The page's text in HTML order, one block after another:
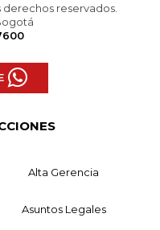
derechos reservados.
Alta Gerencia
Asuntos Legales